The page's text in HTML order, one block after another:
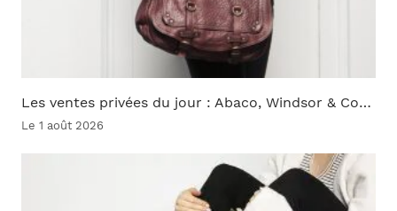
Les ventes privées du jour : Abaco, Windsor & Co…
Le 1 août 2026